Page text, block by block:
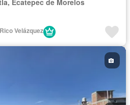
Ecatepec de Morelos
Velázquez